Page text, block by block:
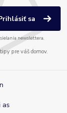
sa
newslettera.
pre váš domov.